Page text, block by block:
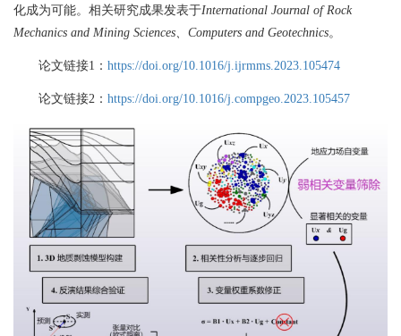
化成为可能。相关研究成果发表于International Journal of Rock
Mechanics and Mining Sciences、 Computers and Geotechnics。
论文链接1 ： https://doi.org/10.1016/j.ijrmms.2023.105474
论文链接2 ： https://doi.org/10.1016/j.compgeo.2023.105457